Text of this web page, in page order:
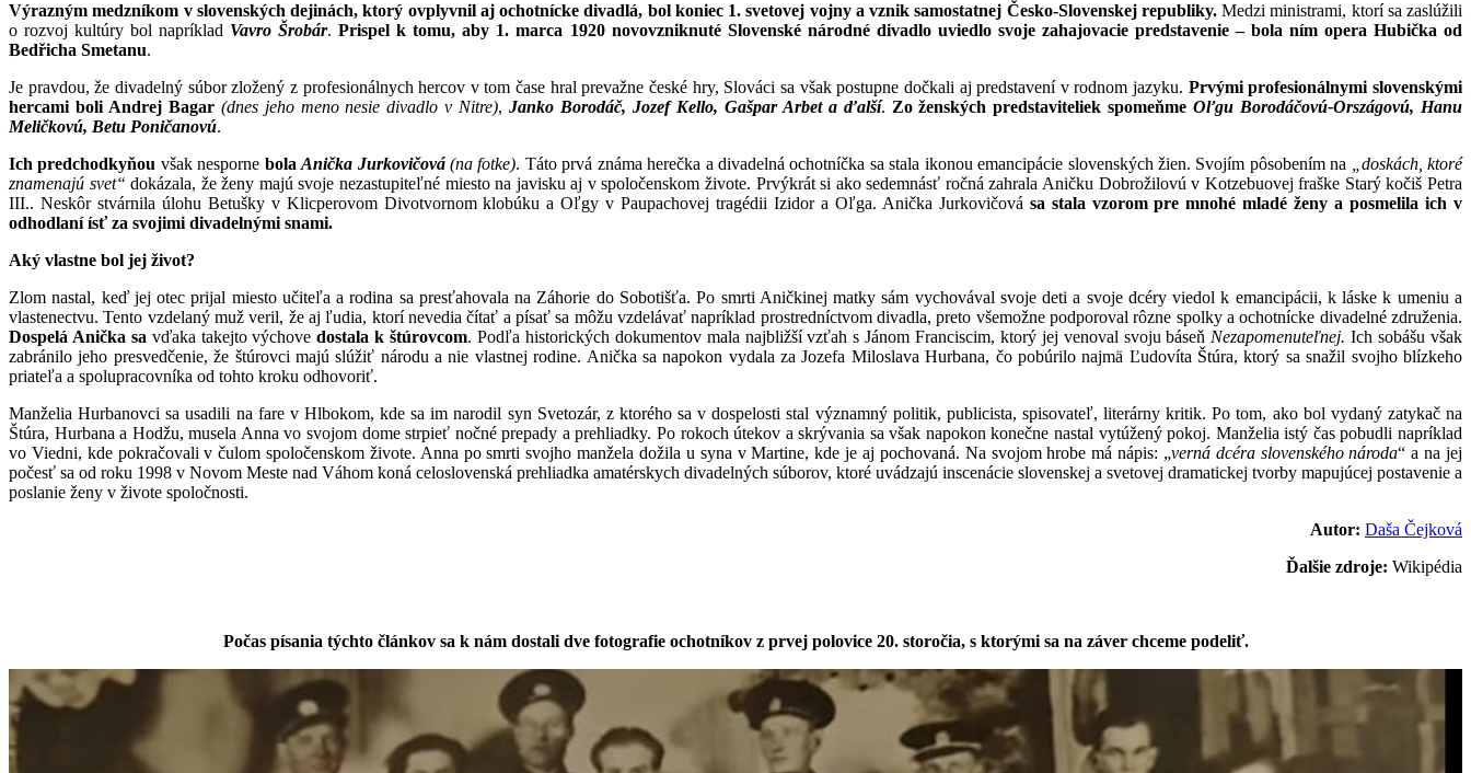
Výrazným medzníkom v slovenských dejinách, ktorý ovplyvnil aj ochotnícke divadlá, bol koniec 1. svetovej vojny a vznik samostatnej Česko-Slovenskej republiky.Medzi ministrami, ktorí sa zaslúžili
o rozvoj kultúry bol napríklad Vavro Šrobár.Prispel k tomu, aby 1. marca 1920 novovzniknuté Slovenské národné divadlo uviedlo svoje zahajovacie predstavenie – bola ním opera Hubička od
Bedřicha Smetanu.
Je pravdou, že divadelný súbor zložený z profesionálnych hercov v tom čase hral prevažne české hry, Slováci sa však postupne dočkali aj predstavení v rodnom jazyku. Prvými profesionálnymi slovenskými
hercami boli Andrej Bagar (dnes jeho meno nesie divadlo v Nitre),Janko Borodáč, Jozef Kello, Gašpar Arbet a ďalší. Zo ženských predstaviteliek spomeňmeOľgu Borodáčovú-Országovú, Hanu
Meličkovú, Betu Poničanovú.
Ich predchodkyňou však nesporne bolaAnička Jurkovičová(na fotke). Táto prvá známa herečka a divadelná ochotníčka sa stala ikonou emancipácie slovenských žien. Svojím pôsobením na
„doskách, ktoré
znamenajú svet“ dokázala, že ženy majú svoje nezastupiteľné miesto na javisku aj v spoločenskom živote. Prvýkrát si ako sedemnásť ročná zahrala Aničku Dobrožilovú v Kotzebuovej fraške Starý kočiš Petra
III.. Neskôr stvárnila úlohu Betušky v Klicperovom Divotvornom klobúku a Oľgy v Paupachovej tragédii Izidor a Oľga. Anička Jurkovičová sa stala vzorom pre mnohé mladé ženy a posmelila ich v
odhodlaní ísť za svojimi divadelnými snami.
Aký vlastne bol jej život?
Zlom nastal, keď jej otec prijal miesto učiteľa a rodina sa presťahovala na Záhorie do Sobotišťa. Po smrti Aničkinej matky sám vychovával svoje deti a svoje dcéry viedol k emancipácii, k láske k umeniu a
vlastenectvu. Tento vzdelaný muž veril, že aj ľudia, ktorí nevedia čítať a písať sa môžu vzdelávať napríklad prostredníctvom divadla, preto všemožne podporoval rôzne spolky a ochotnícke divadelné združenia.
Dospelá Anička sa vďaka takejto výchovedostala k štúrovcom. Podľa historických dokumentov mala najbližší vzťah s Jánom Franciscim, ktorý jej venoval svoju báseň Nezapomenuteľnej.Ich sobášu však
zabránilo jeho presvedčenie, že štúrovci majú slúžiť národu a nie vlastnej rodine. Anička sa napokon vydala za Jozefa Miloslava Hurbana, čo pobúrilo najmä Ľudovíta Štúra, ktorý sa snažil svojho blízkeho
priateľa a spolupracovníka od tohto kroku odhovoriť.
Manželia Hurbanovci sa usadili na fare v Hlbokom, kde sa im narodil syn Svetozár, z ktorého sa v dospelosti stal významný politik, publicista, spisovateľ, literárny kritik. Po tom, ako bol vydaný zatykač na
Štúra, Hurbana a Hodžu, musela Anna vo svojom dome strpieť nočné prepady a prehliadky. Po rokoch útekov a skrývania sa však napokon konečne nastal vytúžený pokoj. Manželia istý čas pobudli napríklad
vo Viedni, kde pokračovali v čulom spoločenskom živote. Anna po smrti svojho manžela dožila u syna v Martine, kde je aj pochovaná. Na svojom hrobe má nápis: „verná dcéra slovenského národa“ a na jej
počesť sa od roku 1998 v Novom Meste nad Váhom koná celoslovenská prehliadka amatérskych divadelných súborov, ktoré uvádzajú inscenácie slovenskej a svetovej dramatickej tvorby mapujúcej postavenie a
poslanie ženy v živote spoločnosti.
Autor: Daša Čejková
Ďalšie zdroje: Wikipédia
Počas písania týchto článkov sa k nám dostali dve fotografie ochotníkov z prvej polovice 20. storočia, s ktorými sa na záver chceme podeliť.